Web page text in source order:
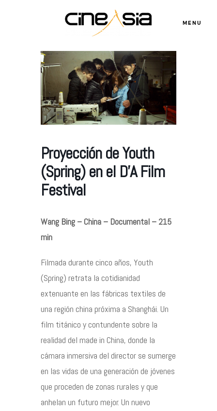
MENU
Proyección de Youth
(Spring) en el D’A Film
Festival
Wang Bing – China – Documental – 215
min
Filmada durante cinco años, Youth
(Spring) retrata la cotidianidad
extenuante en las fábricas textiles de
una región china próxima a Shanghái. Un
film titánico y contundente sobre la
realidad del made in China, donde la
cámara inmersiva del director se sumerge
en las vidas de una generación de jóvenes
que proceden de zonas rurales y que
anhelan un futuro mejor. Un nuevo
Servicios
Contacto
©2026 COPYRIGHT FLOTHEMES